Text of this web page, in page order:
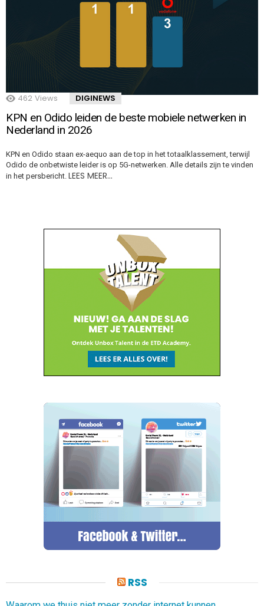
462 Views DIGINEWS
KPN en Odido leiden de beste mobiele netwerken in
Nederland in 2026
KPN en Odido staan ex-aequo aan de top in het totaalklassement, terwijl
Odido de onbetwiste leider is op 5G-netwerken. Alle details zijn te vinden
in het persbericht. LEES MEER…
RSS